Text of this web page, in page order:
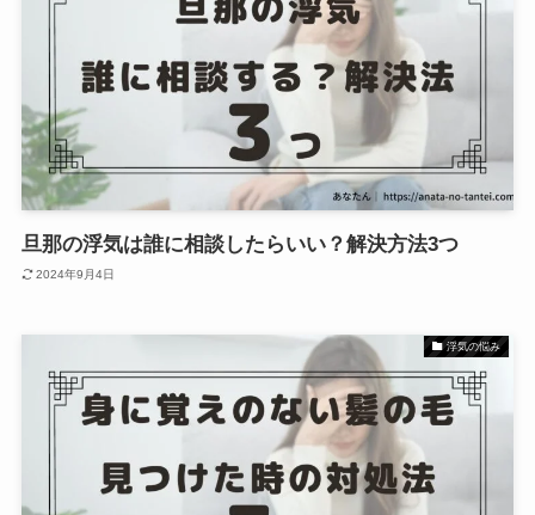
旦那の浮気は誰に相談したらいい？解決方法3つ
2024年9月4日
浮気の悩み